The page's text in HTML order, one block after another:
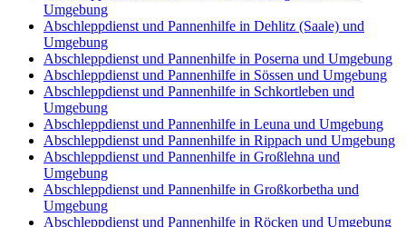
Umgebung
Abschleppdienst und Pannenhilfe in Dehlitz (Saale) und
Umgebung
Abschleppdienst und Pannenhilfe in Poserna und Umgebung
Abschleppdienst und Pannenhilfe in Sössen und Umgebung
Abschleppdienst und Pannenhilfe in Schkortleben und
Umgebung
Abschleppdienst und Pannenhilfe in Leuna und Umgebung
Abschleppdienst und Pannenhilfe in Rippach und Umgebung
Abschleppdienst und Pannenhilfe in Großlehna und
Umgebung
Abschleppdienst und Pannenhilfe in Großkorbetha und
Umgebung
Abschleppdienst und Pannenhilfe in Röcken und Umgebung